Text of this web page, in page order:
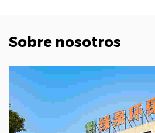
Sobre nosotros